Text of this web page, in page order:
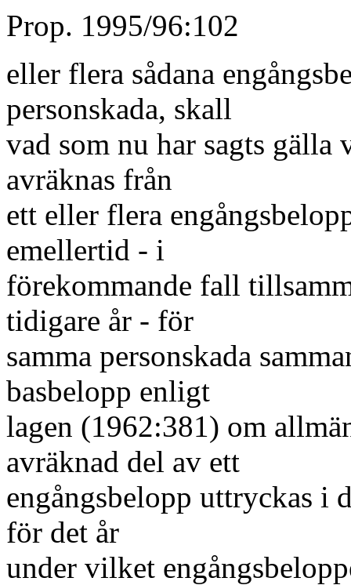
Prop. 1995/96:102
eller flera sådana
personskada, skall
vad som nu har sagts gälla
avräknas från
ett eller flera
emellertid - i
förekommande fall
tidigare år - för
samma personskada
basbelopp enligt
lagen (1962:381) om
avräknad del av ett
engångsbelopp uttryckas i
för det år
under vilket